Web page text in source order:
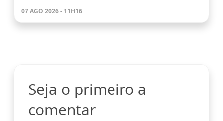
07 AGO 2026 - 11H16
Seja o primeiro a
comentar